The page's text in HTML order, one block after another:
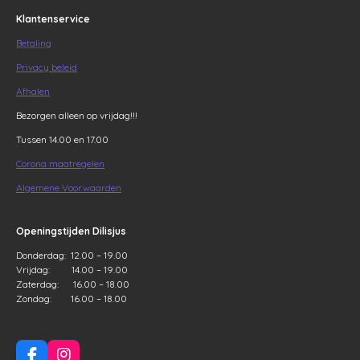
Klantenservice
Betaling
Privacy beleid
Afhalen
Bezorgen alleen op vrijdag!!!
Tussen 14.00 en 17.00
Corona maatregelen
Algemene Voorwaarden
Openingstijden Dilisjus
Donderdag: 12.00 – 19.00
Vrijdag: 14.00 – 19.00
Zaterdag: 16.00 – 18.00
Zondag: 16.00 – 18.00